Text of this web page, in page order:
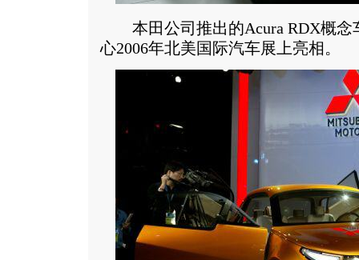
本田公司推出的Acura RDX概念
心2006年北美国际汽车展上亮相。